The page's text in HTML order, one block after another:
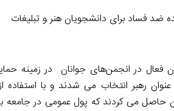
ضد فساد برای دانشجویان هنر و تبلیغات
این کمپین در لبنان در سال ۲۰۱۳ آموزش به جوانان فعال در انجمن‌های
رهبر انتخاب می شدند و با استفاده
حاصل می کردند که پول عمومی در